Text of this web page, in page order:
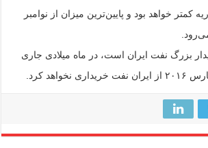
خواهد بود و پایین‌ترین میزان از نوامبر
بزرگ نفت ایران است، در ماه میلادی جاری
کرد.